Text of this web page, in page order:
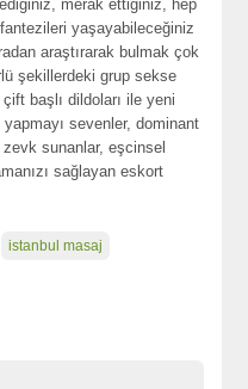
merak ettiğiniz, hep
yaşayabileceğiniz
araştırarak bulmak çok
şekillerdeki grup sekse
başlı dildoları ile yeni
sevenler, dominant
sunanlar, eşcinsel
sağlayan eskort
istanbul masaj